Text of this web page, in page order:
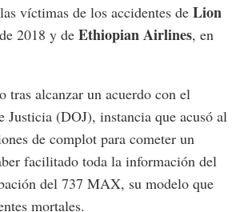
víctimas de los accidentes de Lion
2018 y de Ethiopian Airlines, en
tras alcanzar un acuerdo con el
Justicia (DOJ), instancia que acusó al
de complot para cometer un
facilitado toda la información del
del 737 MAX, su modelo que
mortales.